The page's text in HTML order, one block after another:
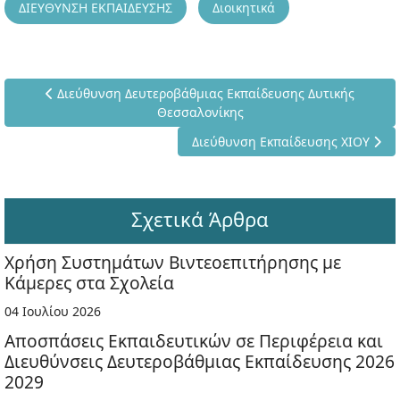
ΔΙΕΥΘΥΝΣΗ ΕΚΠΑΙΔΕΥΣΗΣ Διοικητικά
Προηγούμενο άρθρο: Διεύθυνση Δευτεροβάθμιας
Διεύθυνση Δευτεροβάθμιας Εκπαίδευσης Δυτικής
Θεσσαλονίκης
Επόμενο άρθρο: Διεύθυνση
Διεύθυνση Εκπαίδευσης ΧΙΟΥ
Σχετικά Άρθρα
Χρήση Συστημάτων Βιντεοεπιτήρησης με
Κάμερες στα Σχολεία
04 Ιουλίου 2026
Αποσπάσεις Εκπαιδευτικών σε Περιφέρεια και
Διευθύνσεις Δευτεροβάθμιας Εκπαίδευσης 2026
2029